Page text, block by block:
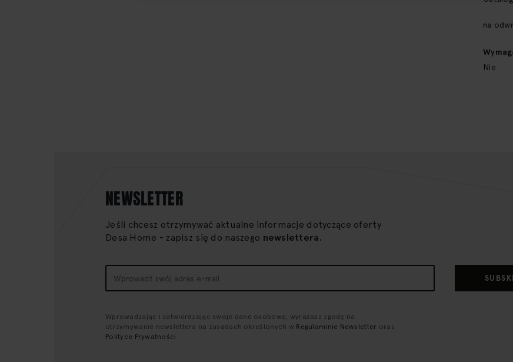
na
Nie
NEWSLETTER
Jeśli chcesz otrzymywać aktualne informacje dotyczące oferty
Desa Home - zapisz się do naszego newslettera.
nasz
Wprowadzając i zatwierdzając swoje dane osobowe, wyrażasz zgodę na
otrzymywanie newslettera na zasadach określonych w Regulaminie Newsletter oraz
Polityce Prywatności